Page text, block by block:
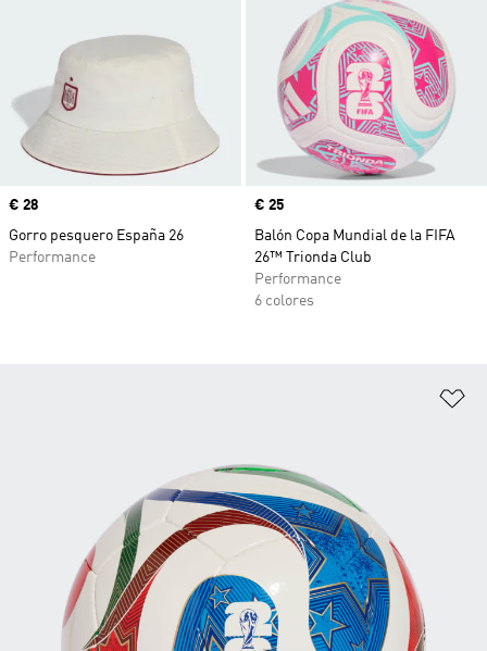
Precio
€ 28
Gorro pesquero España 26
Performance
Precio
€ 25
Balón Copa Mundial de la FIFA
26™ Trionda Club
Performance
6 colores